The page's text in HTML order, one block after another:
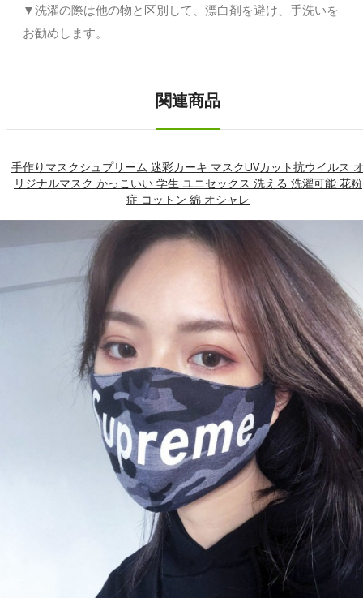
▼洗濯の際は他の物と区別して、漂白剤を避け、手洗いを
お勧めします。
関連商品
手作りマスクシュプリーム 迷彩カーキ マスクUVカット抗ウイルス
リジナルマスク かっこいい 学生 ユニセックス 洗える 洗濯可能 花粉
症 コットン 綿 オシャレ